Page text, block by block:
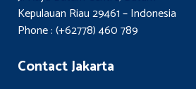
Kepulauan Riau 29461 – Indonesia
Phone : (+62778) 460 789
Contact Jakarta